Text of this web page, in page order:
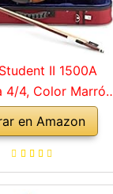
II 1500A
4/4, Color Marrón
Rojo
en Amazon